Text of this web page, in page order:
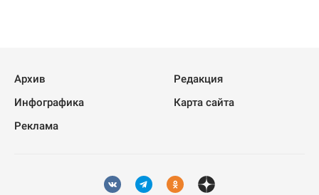
Архив
Редакция
Инфографика
Карта сайта
Реклама